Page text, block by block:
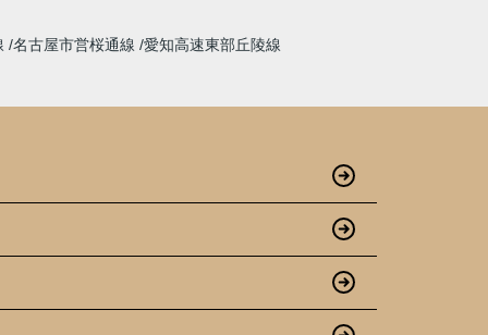
名古屋市営桜通線 愛知高速東部丘陵線